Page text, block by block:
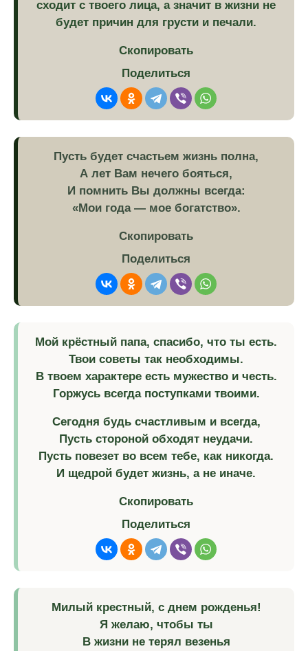
сходит с твоего лица, а значит в жизни не
будет причин для грусти и печали.
Скопировать
Поделиться
Пусть будет счастьем жизнь полна,
А лет Вам нечего бояться,
И помнить Вы должны всегда:
«Мои года — мое богатство».
Скопировать
Поделиться
Мой крёстный папа, спасибо, что ты есть.
Твои советы так необходимы.
В твоем характере есть мужество и честь.
Горжусь всегда поступками твоими.
Сегодня будь счастливым и всегда,
Пусть стороной обходят неудачи.
Пусть повезет во всем тебе, как никогда.
И щедрой будет жизнь, а не иначе.
Скопировать
Поделиться
Милый крестный, с днем рожденья!
Я желаю, чтобы ты
В жизни не терял везенья